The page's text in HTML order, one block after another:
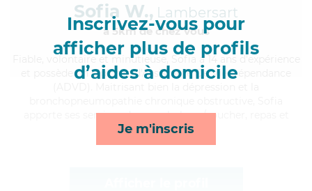
Inscrivez-vous pour
afficher plus de profils
d’aides à domicile
Je m'inscris
Sofia W., Lambersart
à 5km de chez Vous
, volontaire et minutieuse, Sofia a 14 ans d'expérience
et possède un diplôme d'Assistante De Vie Dépendance
apporte ses services de rappels, lever/coucher, repas et
surveillance de nuit*